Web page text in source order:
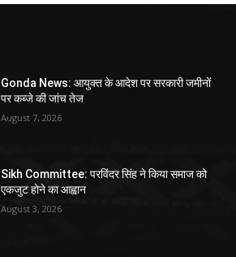
Gonda News: आयुक्त के आदेश पर सरकारी जमीनों
पर कब्जे की जांच तेज
August 7, 2026
Sikh Committee: परविंदर सिंह ने किया समाज को
एकजुट होने का आह्वान
August 3, 2026